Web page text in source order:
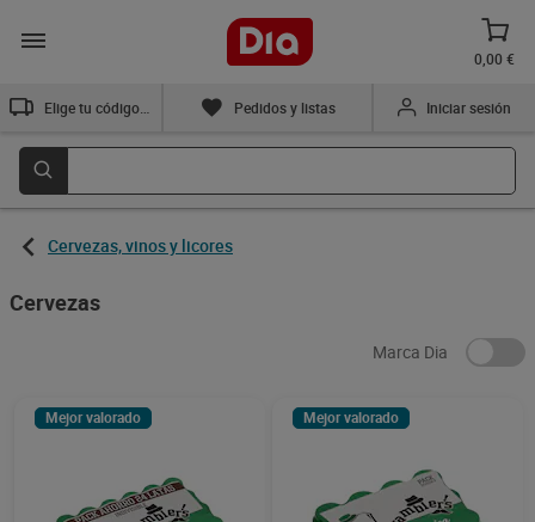
0,00 €
Pedidos y listas Iniciar sesión
Cervezas, vinos y licores
Cervezas
Marca Dia
Mejor valorado Mejor valorado